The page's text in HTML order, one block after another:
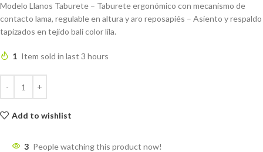
Modelo Llanos Taburete – Taburete ergonómico con mecanismo de
contacto lama, regulable en altura y aro reposapiés – Asiento y respaldo
tapizados en tejido bali color lila.
1 Item sold in last 3 hours
Add to wishlist
3 People watching this product now!